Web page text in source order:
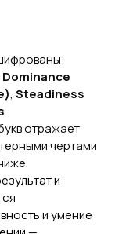
Dominance
, Steadiness
отражает
чертами
и
и умение